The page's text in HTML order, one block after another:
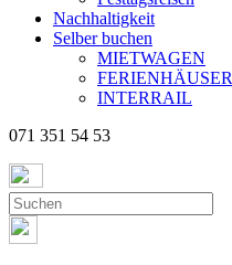
Nachhaltigkeit
Selber buchen
MIETWAGEN
FERIENHÄUSER
INTERRAIL
071 351 54 53